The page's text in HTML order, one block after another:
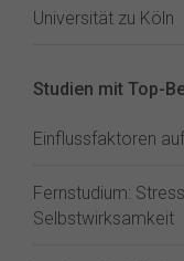
Universität zu Köln
Studien mit Top-
Einflussfaktoren
Fernstudium:
Selbstwirksamkeit